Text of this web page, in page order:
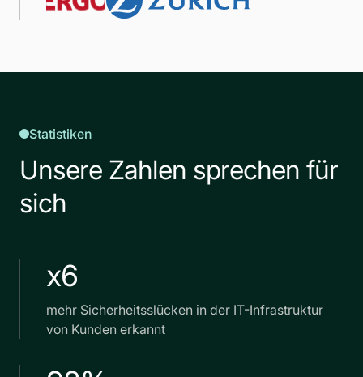
Statistiken
Unsere Zahlen sprechen für
sich
x6
mehr Sicherheitsslücken in der IT-Infrastruktur
von Kunden erkannt